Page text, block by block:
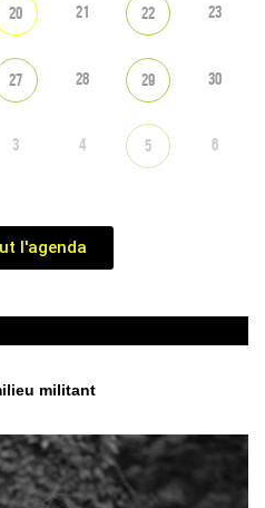
20 21 22 23
27 28 29 30
3 4 5 6
l'agenda
militant